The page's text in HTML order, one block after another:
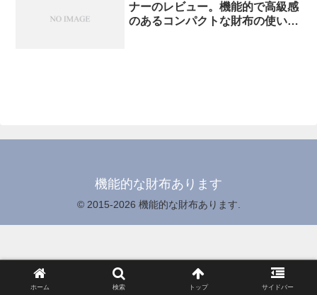
ナーのレビュー。機能的で高級感
のあるコンパクトな財布の使い勝
機能的な財布あります
© 2015-2026 機能的な財布あります.
ホーム 検索 トップ サイドバー